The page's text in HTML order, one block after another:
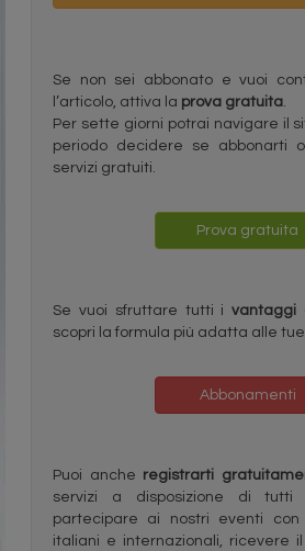
Se non sei abbonato e vuoi
l’articolo, attiva la prova gratuita.
Per sette giorni potrai navigare il
periodo decidere se abbonarti
servizi gratuiti.
Prova gratuita
Se vuoi sfruttare tutti ivantaggi
scopri la formula più adatta alle
Abbonamenti
Puoi anche registrarti
servizi a disposizione di tutti
partecipare ai nostri eventi con
italiani e internazionali, ricevere